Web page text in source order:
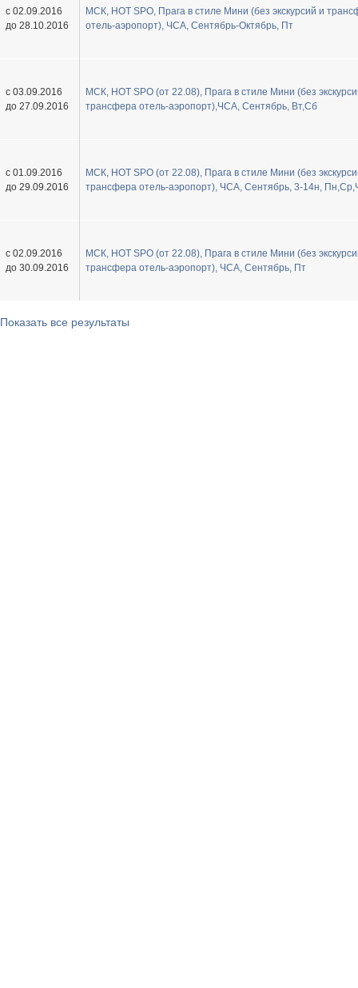
с 02.09.2016
до 28.10.2016
МСК, HOT SPO, Прага в стиле Мини (без экскурсий и
отель-аэропорт), ЧСА, Сентябрь-Октябрь, Пт
с 03.09.2016
до 27.09.2016
МСК, HOT SPO (от 22.08), Прага в стиле Мини (без
трансфера отель-аэропорт),ЧСА, Сентябрь, Вт,Сб
с 01.09.2016
до 29.09.2016
МСК, HOT SPO (от 22.08), Прага в стиле Мини (без
трансфера отель-аэропорт), ЧСА, Сентябрь, 3-14н,
с 02.09.2016
до 30.09.2016
МСК, HOT SPO (от 22.08), Прага в стиле Мини (без
трансфера отель-аэропорт), ЧСА, Сентябрь, Пт
Показать все результаты